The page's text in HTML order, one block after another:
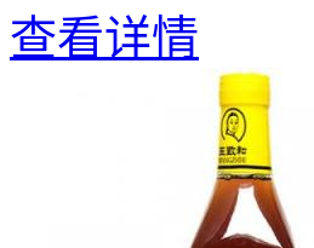
查看详情